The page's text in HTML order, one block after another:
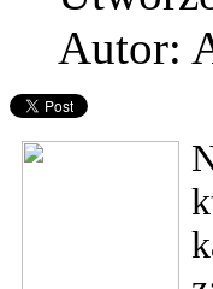
Autor: